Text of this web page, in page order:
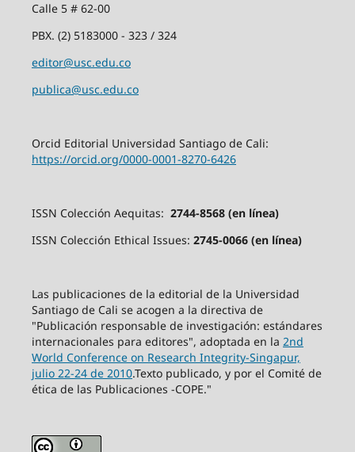
Calle 5 # 62-00
PBX. (2) 5183000 - 323 / 324
editor@usc.edu.co
publica@usc.edu.co
Orcid Editorial Universidad Santiago de Cali:
https://orcid.org/0000-0001-8270-6426
ISSN Colección Aequitas: 2744-8568 (en línea)
ISSN Colección Ethical Issues: 2745-0066 (en línea)
Las publicaciones de la editorial de la Universidad
Santiago de Cali se acogen a la directiva de
"Publicación responsable de investigación: estándares
internacionales para editores", adoptada en la 2nd
World Conference on Research Integrity-Singapur,
julio 22-24 de 2010.Texto publicado, y por el Comité de
ética de las Publicaciones -COPE."